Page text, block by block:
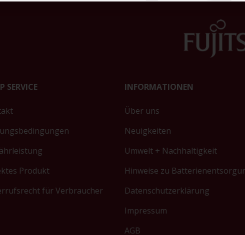
SERVICE
Produkt
für Verbraucher
INFORMATIONEN
Über uns
Neuigkeiten
Umwelt + Nachhaltigkeit
Hinweise zu
Datenschutzerklärung
Impressum
AGB